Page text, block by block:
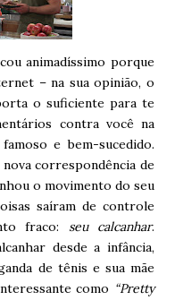
animadíssimo porque
– na sua opinião, o
o suficiente para te
contra você na
e bem-sucedido.
correspondência de
o movimento do seu
saíram de controle
fraco: seu calcanhar.
desde a infância,
de tênis e sua mãe
como “Pretty